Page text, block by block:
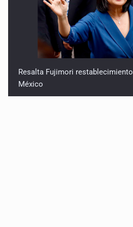
Resalta Fujimori
México